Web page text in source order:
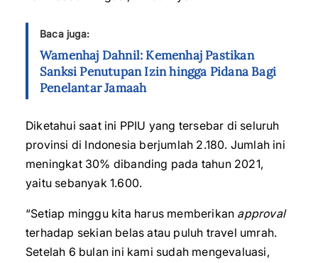
Baca juga:
Wamenhaj Dahnil: Kemenhaj Pastikan
Sanksi Penutupan Izin hingga Pidana Bagi
Penelantar Jamaah
Diketahui saat ini PPIU yang tersebar di seluruh
provinsi di Indonesia berjumlah 2.180. Jumlah ini
meningkat 30% dibanding pada tahun 2021,
yaitu sebanyak 1.600.
“Setiap minggu kita harus memberikan approval
terhadap sekian belas atau puluh travel umrah.
Setelah 6 bulan ini kami sudah mengevaluasi,